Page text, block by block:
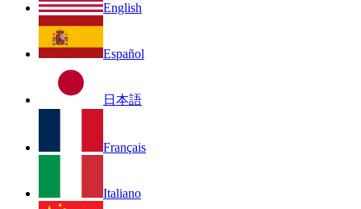
English
Español
日本語
Français
Italiano